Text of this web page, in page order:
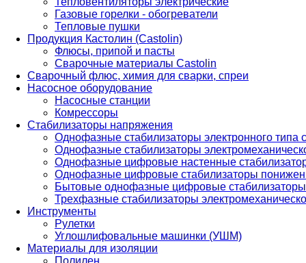
Газовые горелки - обогреватели
Тепловые пушки
Продукция Кастолин (Castolin)
Флюсы, припой и пасты
Сварочные материалы Castolin
Сварочный флюс, химия для сварки, спреи
Насосное оборудование
Насосные станции
Комрессоры
Стабилизаторы напряжения
Однофазные стабилизаторы электронного
Однофазные стабилизаторы
Однофазные цифровые настенные
Однофазные цифровые стабилизаторы
Бытовые однофазные цифровые стабилизаторы
Трехфазные стабилизаторы
Инструменты
Рулетки
Углошлифовальные машинки (УШМ)
Материалы для изоляции
Полилен